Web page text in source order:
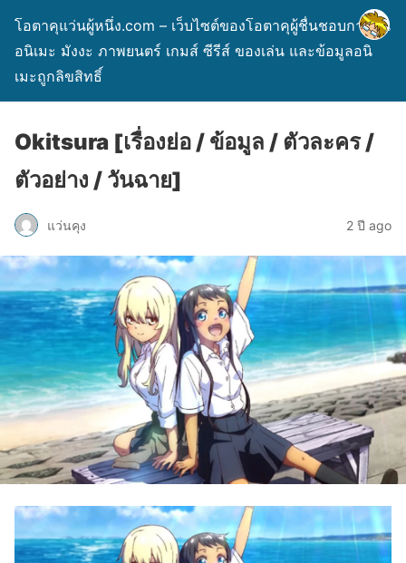
โอตาคุแว่นผู้หนึ่ง.com – เว็บไซต์ของโอตาคุผู้ชื่นชอบการ์ตูน
อนิเมะ มังงะ ภาพยนตร์ เกมส์ ซีรีส์ ของเล่น และข้อมูลอนิ
เมะถูกลิขสิทธิ์
Okitsura [เรื่องย่อ / ข้อมูล / ตัวละคร /
ตัวอย่าง / วันฉาย]
แว่นคุง 2 ปี ago